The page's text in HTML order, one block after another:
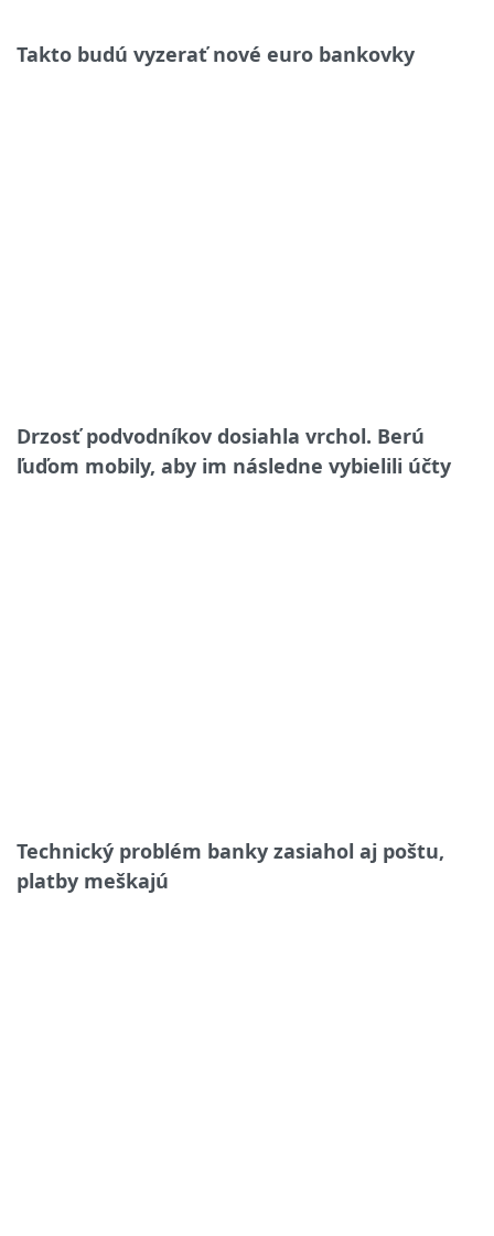
Takto budú vyzerať nové euro bankovky
Drzosť podvodníkov dosiahla vrchol. Berú
ľuďom mobily, aby im následne vybielili účty
Technický problém banky zasiahol aj poštu,
platby meškajú